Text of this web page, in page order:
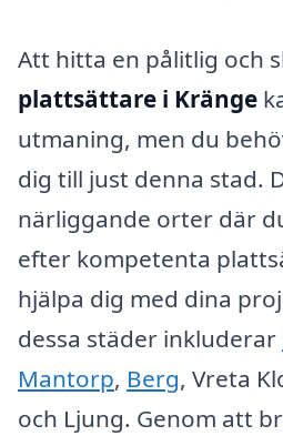
Att hitta en pålitlig och
plattsättare i Kränge
utmaning, men du
dig till just denna stad.
närliggande orter där
efter kompetenta
hjälpa dig med dina
dessa städer inkluderar
Mantorp, Berg, Vreta
och Ljung. Genom att